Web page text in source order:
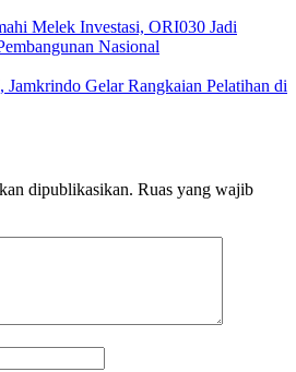
Melek Investasi, ORI030 Jadi
Nasional
Gelar Rangkaian Pelatihan di
dipublikasikan. Ruas yang wajib